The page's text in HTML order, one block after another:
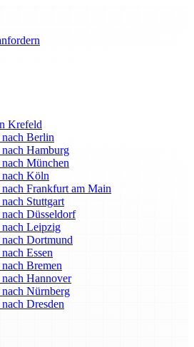
Krefeld
Berlin
Hamburg
München
Köln
Frankfurt am Main
Stuttgart
Düsseldorf
Leipzig
Dortmund
Essen
Bremen
Hannover
Nürnberg
Dresden